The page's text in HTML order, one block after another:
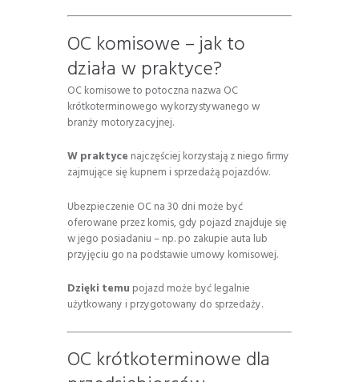
OC komisowe – jak to
działa w praktyce?
OC komisowe to potoczna nazwa OC
krótkoterminowego wykorzystywanego w
branży motoryzacyjnej.
W praktyce najczęściej korzystają z niego firmy
zajmujące się kupnem i sprzedażą pojazdów.
Ubezpieczenie OC na 30 dni może być
oferowane przez komis, gdy pojazd znajduje się
w jego posiadaniu – np. po zakupie auta lub
przyjęciu go na podstawie umowy komisowej.
Dzięki temu pojazd może być legalnie
użytkowany i przygotowany do sprzedaży.
OC krótkoterminowe dla